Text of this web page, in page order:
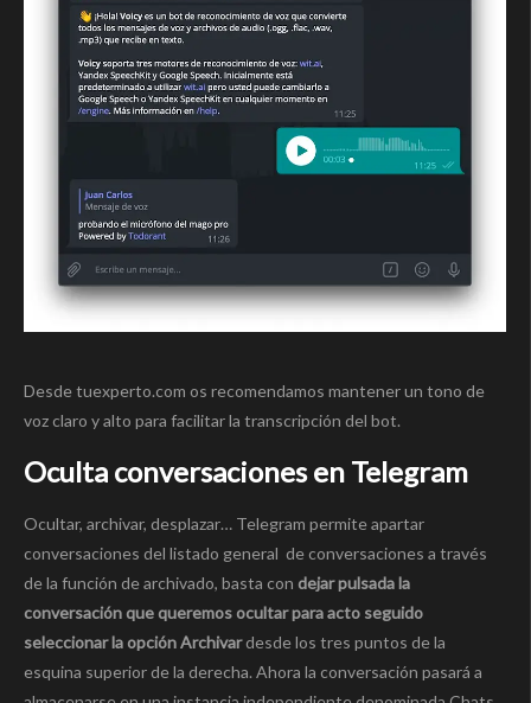
Desde tuexperto.com os recomendamos mantener un tono de
voz claro y alto para facilitar la transcripción del bot.
Oculta conversaciones en Telegram
Ocultar, archivar, desplazar… Telegram permite apartar
conversaciones del listado general de conversaciones a través
de la función de archivado, basta con dejar pulsada la
conversación que queremos ocultar para acto seguido
seleccionar la opción Archivardesde los tres puntos de la
esquina superior de la derecha. Ahora la conversación pasará a